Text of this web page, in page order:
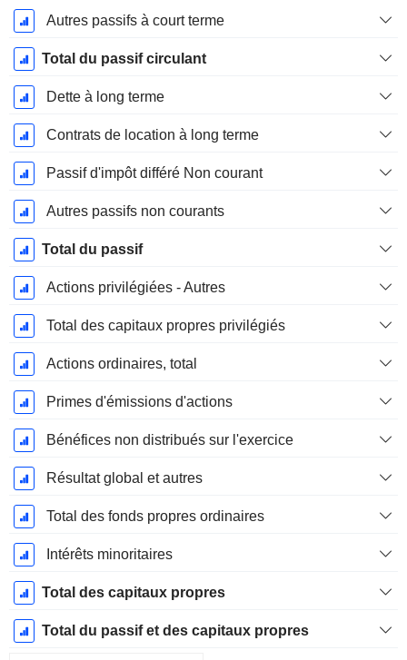
Autres passifs à court terme
Total du passif circulant
Dette à long terme
Contrats de location à long terme
Passif d'impôt différé Non courant
Autres passifs non courants
Total du passif
Actions privilégiées - Autres
Total des capitaux propres privilégiés
Actions ordinaires, total
Primes d'émissions d'actions
Bénéfices non distribués sur l'exercice
Résultat global et autres
Total des fonds propres ordinaires
Intérêts minoritaires
Total des capitaux propres
Total du passif et des capitaux propres